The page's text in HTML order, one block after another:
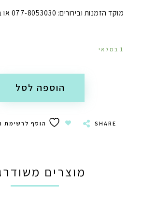
מוקד הזמנות ובירורים: 077-8053030 או בהודעות וואטספ
1 במלאי
הוספה לסל
SHARE הוסף לרשימת
מוצרים